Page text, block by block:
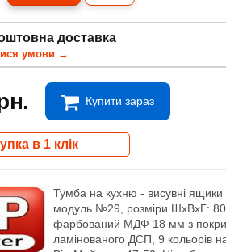
доставка
умови →
Купити зараз
в 1 клік
Тумба на кухню - висувні ящики
модуль №29, розміри ШхВхГ:
фарбований МДФ 18 мм з
ламінованого ДСП, 9 кольорів